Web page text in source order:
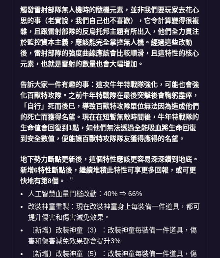
觸發雷射部隊無人機時的隨機元素，並非我們要玩家去花心
思的事（老實說，我們自己也不喜歡），它令計算變得很複
雜，且跟雷射部隊的反烏托邦主題有所出入，他們全力貫注
於監控資本主義，應該能完全掌控無人機。經過這些改動
後，雷射部隊的強度曲線應該會比較順滑，且這特性的核心
元素，也就是雷射的數量也會大幅增加。
告訴大家一件有趣的事：這次牛年特戰隊強化，可能也會強
化百獸特攻隊。之前牛年特戰隊在最後突擊後會鞠躬盡瘁，
「自行」死而後已，導致百獸特攻隊單位無法因為造成他們
的死亡而獲得名望。現在在短暫無敵時間後，牛年特戰隊的
生命值會回復到1點，如他們無法透過全能吸血將生命回復
到安全數值，便能讓百獸特攻隊隊友獲得應得的名望。
地下勢力斷點更新後，這個特性應該更容易深深鑽到地底。
新增6特性斷點後，繼續堆積此特性可享更多回報，或可更
快地有第8個。
人工智慧血量門檻改動：40% ⇒ 66%
改裝神童重製：現在改裝神童身上每裝備一件道具，都可
提升傷害和傷害減免效果。
〔新增〕改裝神童（3）：改裝神童每裝備一件道具，傷
害和傷害減免效果都會提升3%
〔新增〕改裝神童（5）：改裝神童每裝備一件道具，傷